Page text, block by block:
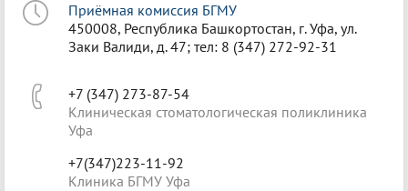
Приёмная комиссия БГМУ
450008, Республика Башкортостан, г. Уфа, ул.
Заки Валиди, д. 47; тел: 8 (347) 272-92-31
+7 (347) 273-87-54
Клиническая стоматологическая поликлиника
Уфа
+7(347)223-11-92
Клиника БГМУ Уфа